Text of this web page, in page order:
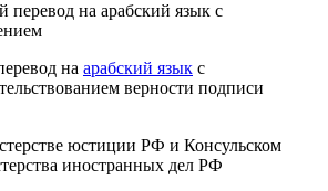
на арабский язык с
верности подписи